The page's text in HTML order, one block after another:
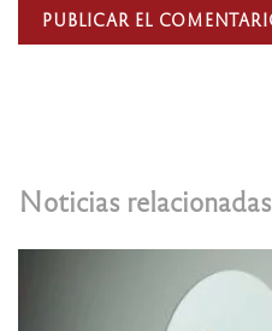
Noticias relacionadas